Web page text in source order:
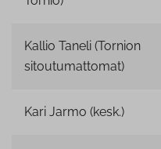
Kallio Taneli (Tornion
sitoutumattomat)
Kari Jarmo (kesk.)